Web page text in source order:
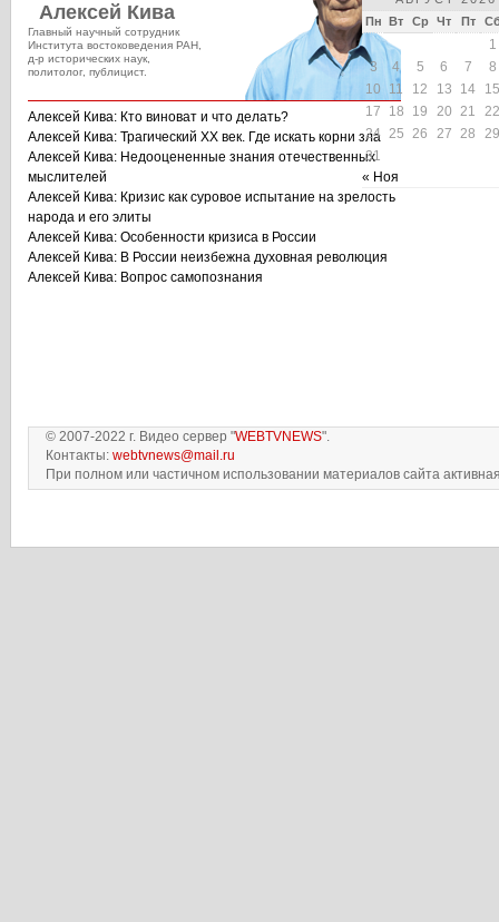
Алексей Кива
Главный научный сотрудник
Института востоковедения РАН,
д-р исторических наук,
политолог, публицист.
Алексей Кива: Кто виноват и что делать?
Алексей Кива: Трагический XX век. Где искать корни зла
Алексей Кива: Недооцененные знания отечественных
мыслителей
Алексей Кива: Кризис как суровое испытание на зрелость
народа и его элиты
Алексей Кива: Особенности кризиса в России
Алексей Кива: В России неизбежна духовная революция
Алексей Кива: Вопрос самопознания
Пн Вт Ср Чт Пт
1
3
4 5 6 7
8
10
11 12 13 14
15
17
18 19 20 21
22
24 25 26 27 28
29
31
« Ноя
© 2007-2022 г. Видео сервер "WEBTVNEWS".
Контакты: webtvnews@mail.ru
При полном или частичном использовании материалов сайта